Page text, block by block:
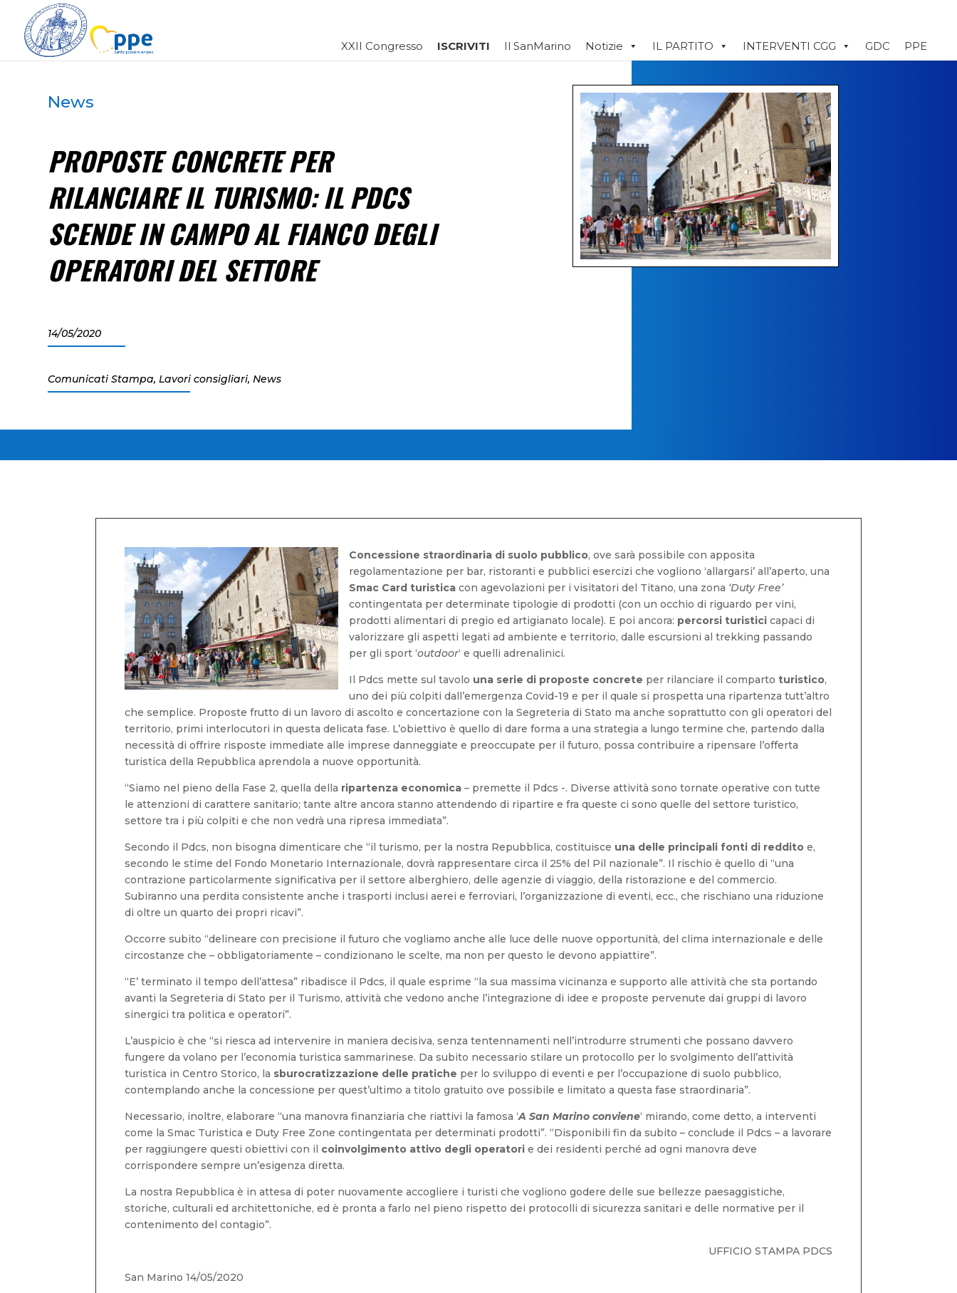
XXII Congresso ISCRIVITI Il SanMarino Notizie IL PARTITO INTERVENTI CGG GDC PPE
News
PROPOSTE CONCRETE PER
RILANCIARE IL TURISMO: IL PDCS
SCENDE IN CAMPO AL FIANCO DEGLI
OPERATORI DEL SETTORE
14/05/2020
Comunicati Stampa,Lavori consigliari,News
Concessione straordinaria di suolo pubblico, ove sarà possibile con apposita
regolamentazione per bar, ristoranti e pubblici esercizi che vogliono ‘allargarsi’ all’aperto, una
Smac Card turistica con agevolazioni per i visitatori del Titano, una zona ‘Duty Free’
contingentata per determinate tipologie di prodotti (con un occhio di riguardo per vini,
prodotti alimentari di pregio ed artigianato locale). E poi ancora: percorsi turistici capaci di
valorizzare gli aspetti legati ad ambiente e territorio, dalle escursioni al trekking passando
per gli sport ‘outdoor‘ e quelli adrenalinici.
Il Pdcs mette sul tavolo una serie di proposte concrete per rilanciare il compartoturistico,
uno dei più colpiti dall’emergenza Covid-19 e per il quale si prospetta una ripartenza tutt’altro
che semplice. Proposte frutto di un lavoro di ascolto e concertazione con la Segreteria di Stato ma anche soprattutto con gli operatori del
territorio, primi interlocutori in questa delicata fase. L’obiettivo è quello di dare forma a una strategia a lungo termine che, partendo dalla
necessità di offrire risposte immediate alle imprese danneggiate e preoccupate per il futuro, possa contribuire a ripensare l’offerta
turistica della Repubblica aprendola a nuove opportunità.
“Siamo nel pieno della Fase 2, quella della ripartenza economica – premette il Pdcs -. Diverse attività sono tornate operative con tutte
le attenzioni di carattere sanitario; tante altre ancora stanno attendendo di ripartire e fra queste ci sono quelle del settore turistico,
settore tra i più colpiti e che non vedrà una ripresa immediata”.
Secondo il Pdcs, non bisogna dimenticare che “il turismo, per la nostra Repubblica, costituisce una delle principali fonti di reddito e,
secondo le stime del Fondo Monetario Internazionale, dovrà rappresentare circa il 25% del Pil nazionale”. Il rischio è quello di “una
contrazione particolarmente significativa per il settore alberghiero, delle agenzie di viaggio, della ristorazione e del commercio.
Subiranno una perdita consistente anche i trasporti inclusi aerei e ferroviari, l’organizzazione di eventi, ecc., che rischiano una riduzione
di oltre un quarto dei propri ricavi”.
Occorre subito “delineare con precisione il futuro che vogliamo anche alle luce delle nuove opportunità, del clima internazionale e delle
circostanze che – obbligatoriamente – condizionano le scelte, ma non per questo le devono appiattire”.
“E’ terminato il tempo dell’attesa” ribadisce il Pdcs, il quale esprime “la sua massima vicinanza e supporto alle attività che sta portando
avanti la Segreteria di Stato per il Turismo, attività che vedono anche l’integrazione di idee e proposte pervenute dai gruppi di lavoro
sinergici tra politica e operatori”.
L’auspicio è che “si riesca ad intervenire in maniera decisiva, senza tentennamenti nell’introdurre strumenti che possano davvero
fungere da volano per l’economia turistica sammarinese. Da subito necessario stilare un protocollo per lo svolgimento dell’attività
turistica in Centro Storico, la sburocratizzazione delle pratiche per lo sviluppo di eventi e per l’occupazione di suolo pubblico,
contemplando anche la concessione per quest’ultimo a titolo gratuito ove possibile e limitato a questa fase straordinaria”.
Necessario, inoltre, elaborare “una manovra finanziaria che riattivi la famosa ‘A San Marino conviene‘ mirando, come detto, a interventi
come la Smac Turistica e Duty Free Zone contingentata per determinati prodotti”. “Disponibili fin da subito – conclude il Pdcs – a lavorare
per raggiungere questi obiettivi con il coinvolgimento attivo degli operatori e dei residenti perché ad ogni manovra deve
corrispondere sempre un’esigenza diretta.
La nostra Repubblica è in attesa di poter nuovamente accogliere i turisti che vogliono godere delle sue bellezze paesaggistiche,
storiche, culturali ed architettoniche, ed è pronta a farlo nel pieno rispetto dei protocolli di sicurezza sanitari e delle normative per il
contenimento del contagio”.
UFFICIO STAMPA PDCS
San Marino 14/05/2020